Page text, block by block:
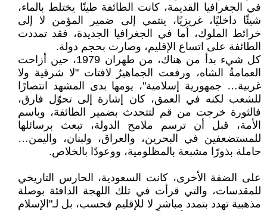
في الجغرافيا القديمة، كانت الطائفة طينًا يختلط بالماء،
شيئًا داخليًا، غريزيًا، ينتمي إلى ضمير المؤمن لا إلى
خرائط الملوك، أما في الجغرافيا الجديدة، فقد تمددت
الطائفة على اتساع الإقليم، وصارت بحجم دولة.
كل شيء بدأ من هناك، من طهران 1979، حين أزاحت
العمامةُ الشاه، ورفعت الجماهيرُ لافتات "لا شرقية ولا
غربية… جمهورية إسلامية"، يومها بدى المشهد انتصارًا
للشعب لكنه في العمق، كان إشارة إلى تحوّل فارق،
فالثورة خرجت من قم لتتحدث بضمير الطائفة، وباسم
الأمة، قبل أن ترسم ملامح الدولة، تبعث برسائلها
للمستضعفين في البحرين، والعراق، ولبنان، واليمن…
حاملة بذورًا مشبعة بالمظلومية، ووعودًا بالخلاص.
على الضفة الأخرى، كانت السعودية، الحارس التاريخي
للمقدسات، والتي قرأت في تلك اللهجة الدافئة بوصلة
مذهبية تهدد بتمدد مباشرٍ لا للإقليم فحسب، بل لـ"الإسلام